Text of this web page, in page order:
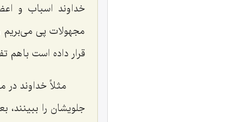
خداوند اسباب و
مجهولات پی می‌بریم
قرار داده است با هم
مثلاً خداوند
جلویشان را